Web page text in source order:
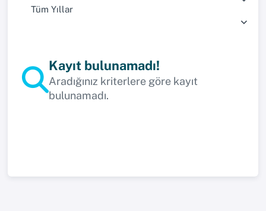
Tüm Yıllar
Kayıt bulunamadı!
Aradığınız kriterlere göre kayıt
bulunamadı.